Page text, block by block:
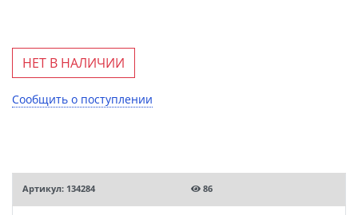
НЕТ В НАЛИЧИИ
Сообщить о поступлении
Артикул: 134284 86